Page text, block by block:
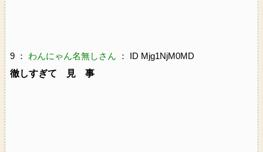
9 ： わんにゃん名無しさん ： ID Mjg1NjM0MD
徹しすぎて 見 事